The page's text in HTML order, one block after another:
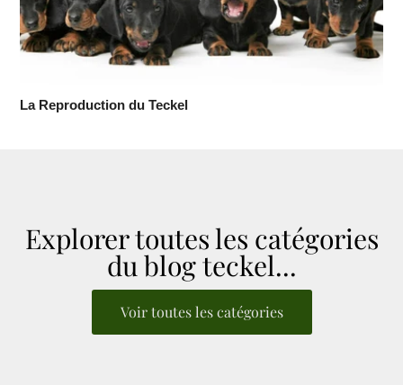
La Reproduction du Teckel
Explorer toutes les catégories
du blog teckel...
Voir toutes les catégories